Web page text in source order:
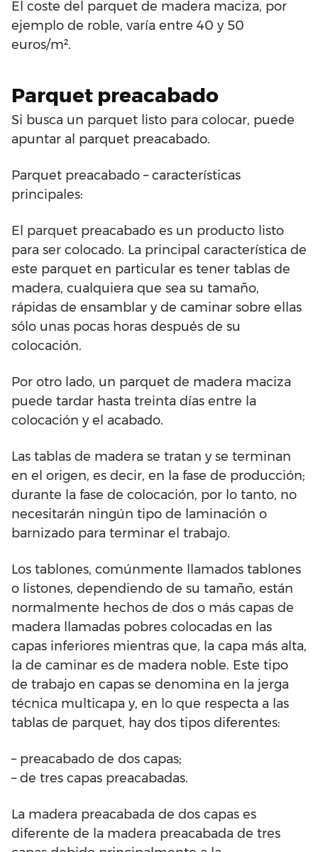
El coste del parquet de madera maciza, por
ejemplo de roble, varía entre 40 y 50
euros/m².
Parquet preacabado
Si busca un parquet listo para colocar, puede
apuntar al parquet preacabado.
Parquet preacabado – características
principales:
El parquet preacabado es un producto listo
para ser colocado. La principal característica de
este parquet en particular es tener tablas de
madera, cualquiera que sea su tamaño,
rápidas de ensamblar y de caminar sobre ellas
sólo unas pocas horas después de su
colocación.
Por otro lado, un parquet de madera maciza
puede tardar hasta treinta días entre la
colocación y el acabado.
Las tablas de madera se tratan y se terminan
en el origen, es decir, en la fase de producción;
durante la fase de colocación, por lo tanto, no
necesitarán ningún tipo de laminación o
barnizado para terminar el trabajo.
Los tablones, comúnmente llamados tablones
o listones, dependiendo de su tamaño, están
normalmente hechos de dos o más capas de
madera llamadas pobres colocadas en las
capas inferiores mientras que, la capa más alta,
la de caminar es de madera noble. Este tipo
de trabajo en capas se denomina en la jerga
técnica multicapa y, en lo que respecta a las
tablas de parquet, hay dos tipos diferentes:
– preacabado de dos capas;
– de tres capas preacabadas.
La madera preacabada de dos capas es
diferente de la madera preacabada de tres